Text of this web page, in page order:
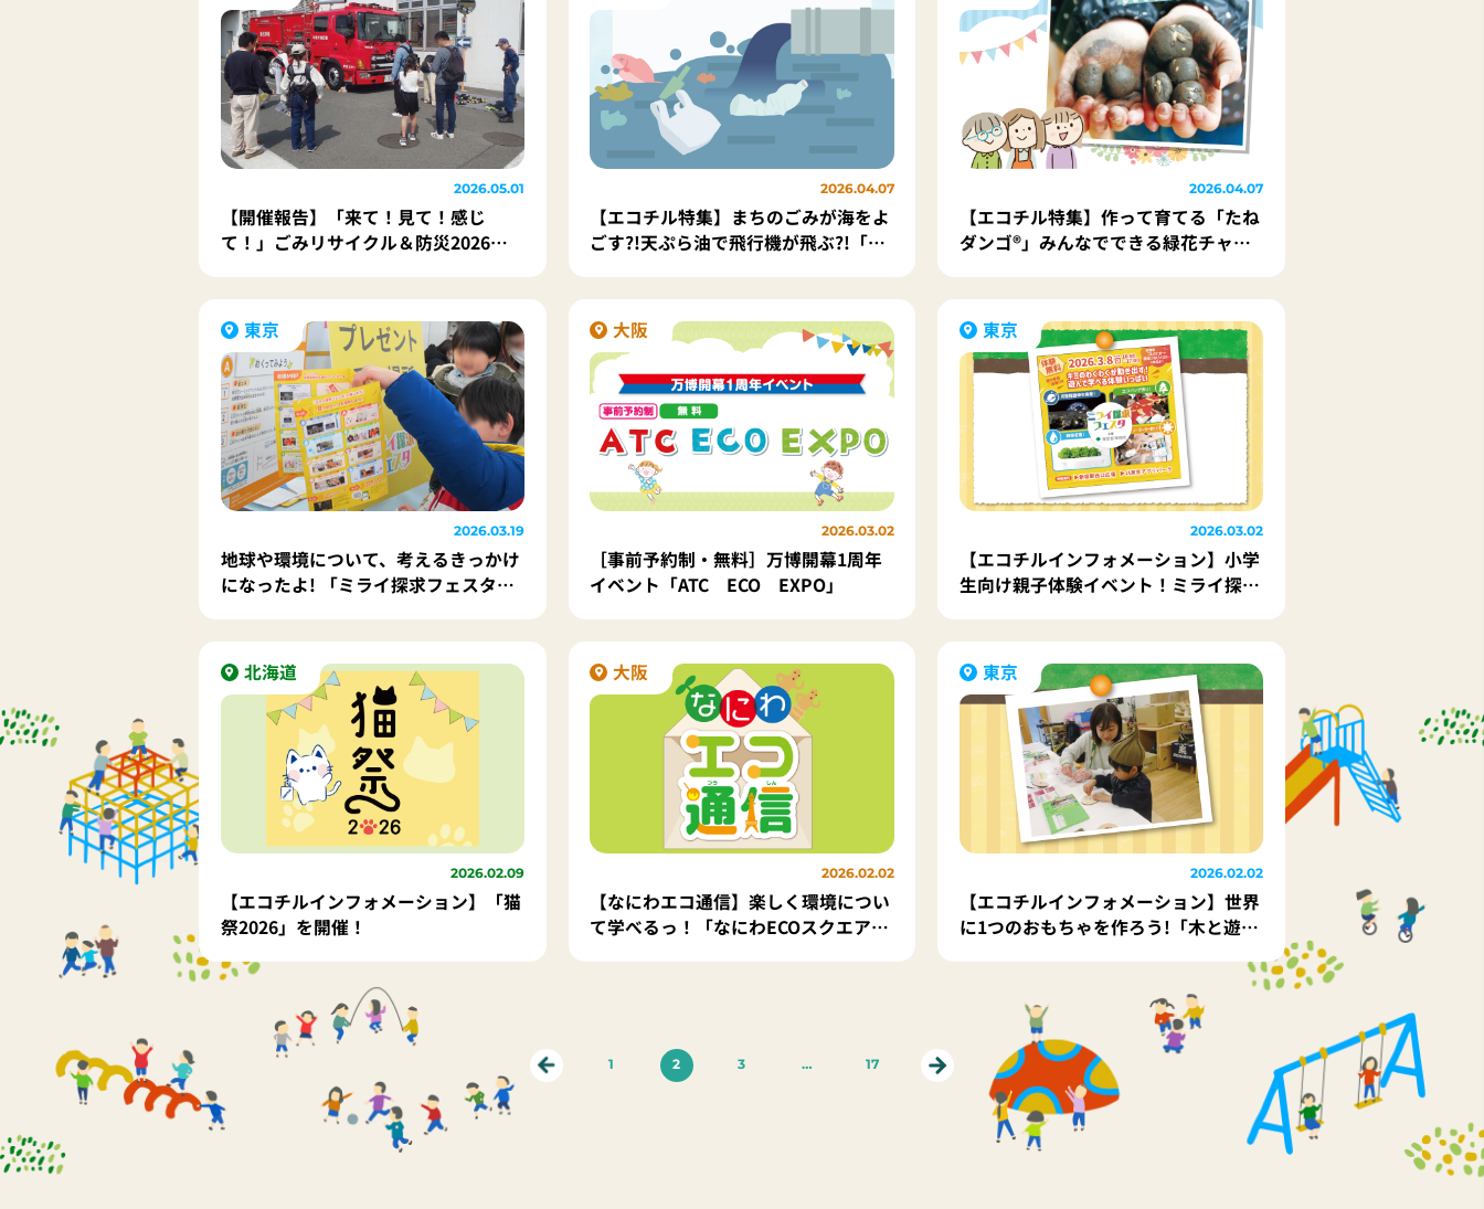
2026.05.01
【開催報告】「来て！見て！感じ
て！」ごみリサイクル＆防災2026
2026.04.07
【エコチル特集】まちのごみが海をよ
ごす?!天ぷら油で飛行機が飛ぶ?!「ご
をまもる！
2026.04.07
【エコチル特集】作って育てる「たね
ダンゴ®」みんなでできる緑花チャレ
東京
2026.03.19
地球や環境について、考えるきっかけ
になったよ! 「ミライ探求フェスタ」
大阪
2026.03.02
［事前予約制・無料］万博開幕1周年
イベント「ATC ECO EXPO」
東京
2026.03.02
【エコチルインフォメーション】小学
生向け親子体験イベント！ミライ探求
北海道
2026.02.09
【エコチルインフォメーション】「猫
祭2026」を開催！
大阪
2026.02.02
【なにわエコ通信】楽しく環境につい
て学べるっ！「なにわECOスクエア」
東京
2026.02.02
【エコチルインフォメーション】世界
に1つのおもちゃを作ろう!「木と遊ぼ
1 2 3 … 17